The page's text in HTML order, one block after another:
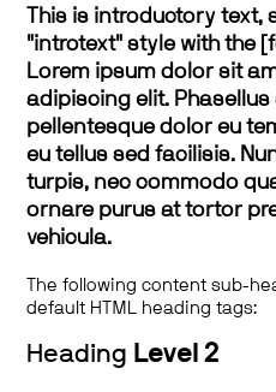
This is introductory text,
"introtext" style with the
Lorem ipsum dolor sit
adipiscing elit. Phasellus
pellentesque dolor eu
eu tellus sed facilisis.
turpis, nec commodo
ornare purus at tortor
vehicula.
The following content sub-
default HTML heading tags:
Heading Level 2